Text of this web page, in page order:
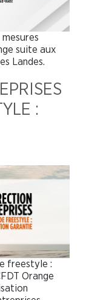
suite aux
Landes.
:
freestyle :
Orange